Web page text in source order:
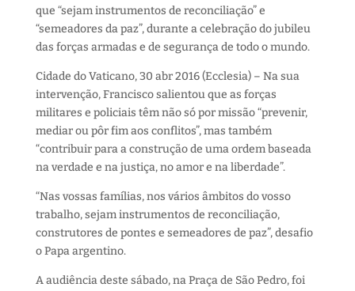
que “sejam instrumentos de reconciliação” e
“semeadores da paz”, durante a celebração do jubileu
das forças armadas e de segurança de todo o mundo.
Cidade do Vaticano, 30 abr 2016 (Ecclesia) – Na sua
intervenção, Francisco salientou que as forças
militares e policiais têm não só por missão “prevenir,
mediar ou pôr fim aos conflitos”, mas também
“contribuir para a construção de uma ordem baseada
na verdade e na justiça, no amor e na liberdade”.
“Nas vossas famílias, nos vários âmbitos do vosso
trabalho, sejam instrumentos de reconciliação,
construtores de pontes e semeadores de paz”, desafio
o Papa argentino.
A audiência deste sábado, na Praça de São Pedro, foi